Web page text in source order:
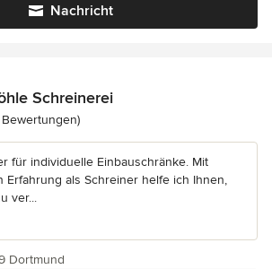
Nachricht
Schreinerei
5 von 5 Sternen
Bewertungen)
für individuelle Einbauschränke. Mit
Erfahrung als Schreiner helfe ich Ihnen,
ver...
Dortmund